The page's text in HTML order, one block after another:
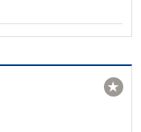
★